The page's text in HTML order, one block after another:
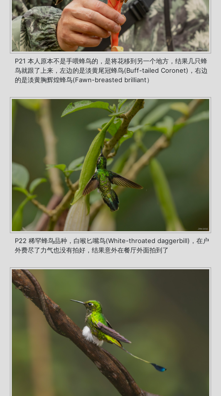
P21 本人原本不是手喂蜂鸟的，是将花移到另一个地方，结果几只蜂
鸟就跟了上来，左边的是淡黄尾冠蜂鸟(Buff-tailed Coronet)，右边
的是淡黄胸辉煌蜂鸟(Fawn-breasted brilliant）
P22 稀罕蜂鸟品种，白喉匕嘴鸟(White-throated daggerbill)，在户
外费尽了力气也没有拍好，结果意外在餐厅外面拍到了